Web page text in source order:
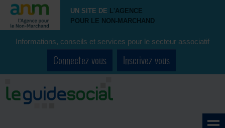
UN SITE DE L'AGENCE
POUR LE NON-MARCHAND
Informations, conseils et services pour le secteur associatif
Connectez-vous Inscrivez-vous